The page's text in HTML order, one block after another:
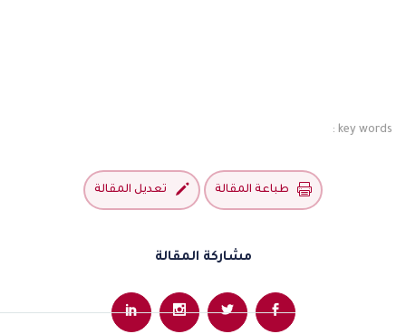
key words
:
طباعة المقالة تعديل المقالة
مشاركة المقالة